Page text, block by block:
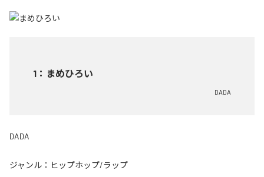
1 ： まめひろい
DADA
DADA
ジャンル： ヒップホップ/ラップ